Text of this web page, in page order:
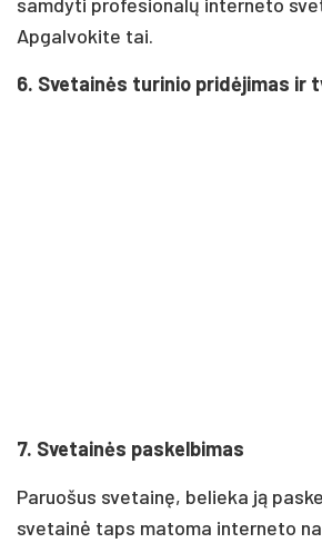
Apgalvokite tai.
6. Svetainės turinio pridėjimas ir
7. Svetainės paskelbimas
Paruošus svetainę, belieka ją
svetainė taps matoma interneto